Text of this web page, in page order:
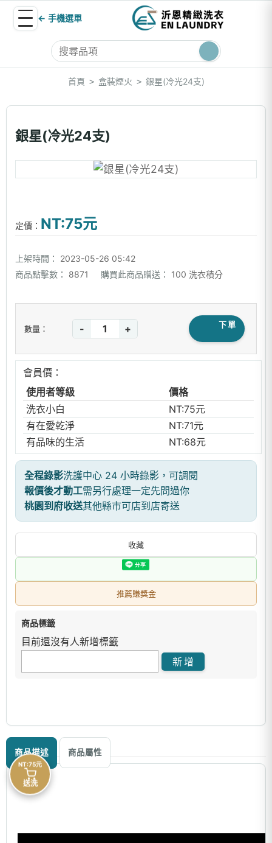
← 手機選單
首頁 > 盒裝煙火 > 銀星(冷光24支)
銀星(冷光24支)
定價： NT:75元
上架時間：
2023-05-26 05:42
商品點擊數：
8871 購買此商品贈送： 100 洗衣積分
數量： - + 下單
會員價：
使用者等級
價格
洗衣小白
NT:75元
有在愛乾淨
NT:71元
有品味的生活
NT:68元
全程錄影洗護中心 24 小時錄影，可調閱
報價後才動工需另行處理一定先問過你
桃園到府收送其他縣市可店到店寄送
收藏
推薦賺獎金
商品標籤
目前還沒有人新增標籤
商品描述 商品屬性
NT:75元
送洗